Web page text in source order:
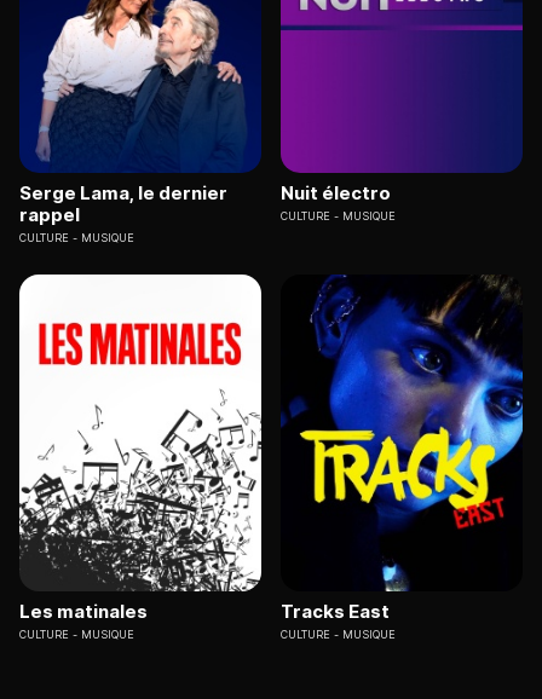
Serge Lama, le dernier
rappel
CULTURE MUSIQUE
Nuit électro
CULTURE MUSIQUE
Les matinales
CULTURE MUSIQUE
Tracks East
CULTURE MUSIQUE